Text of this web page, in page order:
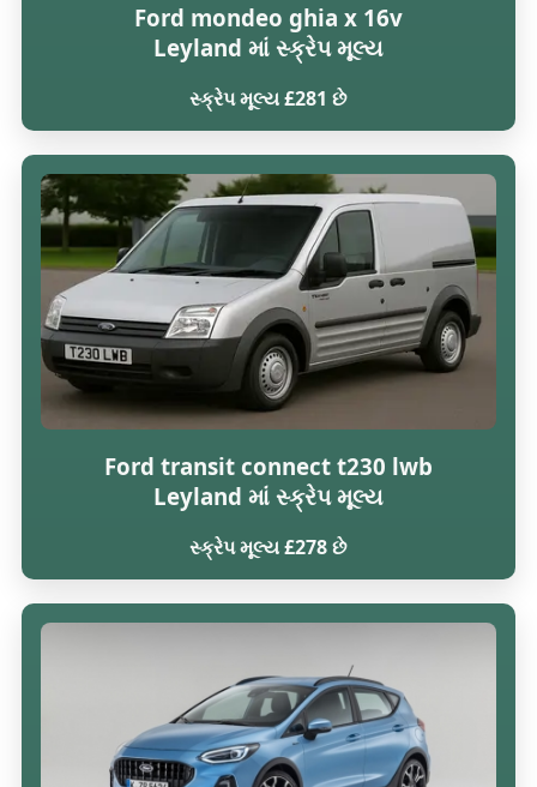
Ford mondeo ghia x 16v
Leyland માં સ્ક્રેપ મૂલ્ય
સ્ક્રેપ મૂલ્ય £281 છે
Ford transit connect t230 lwb
Leyland માં સ્ક્રેપ મૂલ્ય
સ્ક્રેપ મૂલ્ય £278 છે